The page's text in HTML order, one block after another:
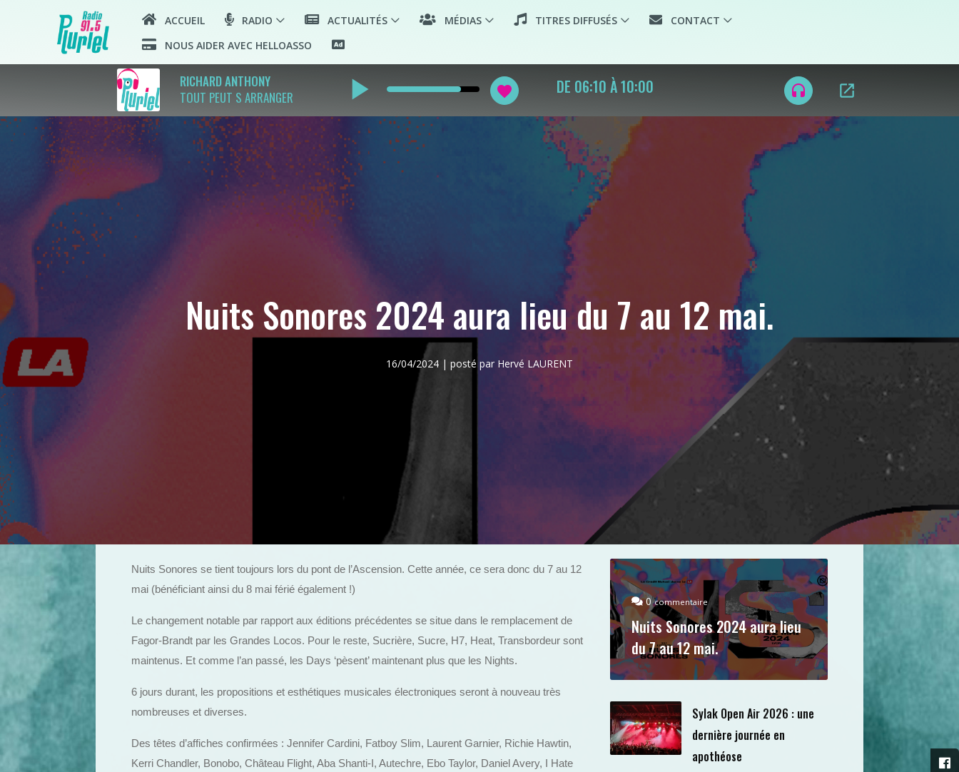
ACCUEIL RADIO ACTUALITÉS MÉDIAS TITRES DIFFUSÉS
CONTACT
NOUS AIDER AVEC HELLOASSO
RICHARD ANTHONY
TOUT PEUT S ARRANGER
play_arrow favorite LA MATINALE headset open_in_new
Nuits Sonores 2024 aura lieu du 7 au 12 mai.
16/04/2024 | posté par Hervé LAURENT
Nuits Sonores se tient toujours lors du pont de l’Ascension. Cette année, ce sera donc du 7 au 12
mai (bénéficiant ainsi du 8 mai férié également !)
Le changement notable par rapport aux éditions précédentes se situe dans le remplacement de
Fagor-Brandt par les Grandes Locos. Pour le reste, Sucrière, Sucre, H7, Heat, Transbordeur sont
maintenus. Et comme l’an passé, les Days ‘pèsent’ maintenant plus que les Nights.
6 jours durant, les propositions et esthétiques musicales électroniques seront à nouveau très
nombreuses et diverses.
Des têtes d’affiches confirmées : Jennifer Cardini, Fatboy Slim, Laurent Garnier, Richie Hawtin,
Kerri Chandler, Bonobo, Château Flight, Aba Shanti-I, Autechre, Ebo Taylor, Daniel Avery, I Hate
0commentaire
Nuits Sonores 2024 aura lieu
du 7 au 12 mai.
Sylak Open Air 2026 : une
dernière journée en
apothéose